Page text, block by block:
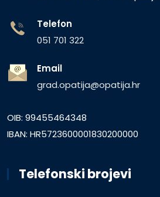
Telefon
051 701 322
Email
grad.opatija@opatija.hr
OIB: 99455464348
IBAN: HR5723600001830200000
Telefonski brojevi